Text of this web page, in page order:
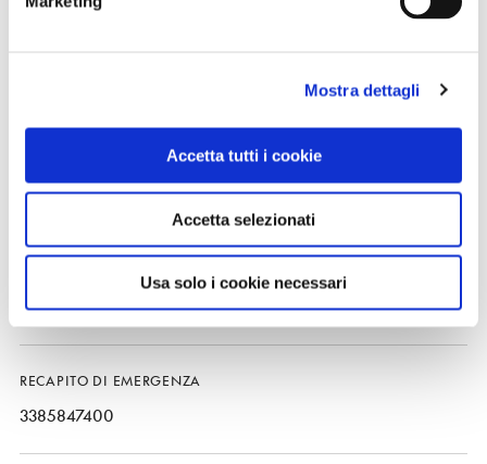
Mostra dettagli
Accetta tutti i cookie
Accetta selezionati
Usa solo i cookie necessari
RITROVO
CONTATTI
libreria.ptroma@touringclub.it
RECAPITO DI EMERGENZA
3385847400